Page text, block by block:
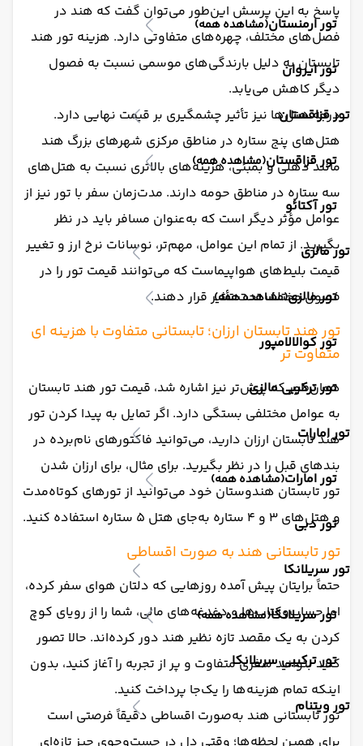
تور ارمنستان(مشاهده همه)
تور ایروان
تور قزاقستان
تور قزاقستان(مشاهده همه)
تور آکتائو
تور مالزی
تور مالزی(مشاهده همه)
تور کوالالامپور
تور ترکیبی مالزی
تور امارات
تور امارات(مشاهده همه)
تور دبی
تور سریلانکا
تور سریلانکا(مشاهده همه)
تور ترکیبی سریلانکا
تور ویتنام
پاسخ به این پرسش این‌طور می‌توان گفت که هند در
فصل‌های مختلف، چهره‌های متفاوتی دارد. هزینه تور هند
تابستان به دلیل بارندگی‌های موسمی نسبت به فصول
دیگر کاهش می‌یابد.
درجه هتل‌ها نیز تأثیر چشمگیری بر قیمت نهایی دارد.
هتل‌های پنج ستاره در مناطق مرکزی شهرهای بزرگ هند
مانند دهلی و بمبئی، هزینه‌های بالاتری نسبت به هتل‌های
سه ستاره در مناطق حومه دارند. مدت‌زمان سفر با تور نیز از
عوامل مؤثر دیگر است که به‌عنوان مسافر باید در نظر
بگیرید. از تمام این عوامل، مهم‌تر، نوسانات نرخ ارز و تغییر
قیمت بلیط‌های هواپیماست که می‌توانند قیمت تور را در
فصول مختلف تحت تأثیر قرار دهند.
تور هند تابستان ارزان؛ تابستانی متفاوت با هزینه ای
متفاوت تر
همان‌طور که پیش‌تر نیز اشاره شد، قیمت تور هند تابستان
به عوامل مختلفی بستگی دارد. اگر تمایل به پیدا کردن تور
هند تابستان ارزان دارید، می‌توانید فاکتورهای نام‌برده در
بندهای قبل را در نظر بگیرید. برای مثال، برای ارزان شدن
تور تابستان هندوستان خود می‌توانید از تورهای کوتاه‌مدت
و هتل‌های 3 و 4 ستاره به‌جای هتل 5 ستاره استفاده کنید.
تور تابستانی هند به ‌صورت اقساطی
حتماً برایتان پیش آمده روزهایی که دلتان هوای سفر کرده،
اما حساب‌وکتاب‌ها و دغدغه‌های مالی، شما را از رویای کوچ
کردن به یک مقصد تازه نظیر هند دور کرده‌اند. حالا تصور
کنید بتوانید سفری متفاوت و پر از تجربه را آغاز کنید، بدون
اینکه تمام هزینه‌ها را یک‌جا پرداخت کنید.
تور تابستانی هند به‌صورت اقساطی دقیقاً فرصتی ا‌ست